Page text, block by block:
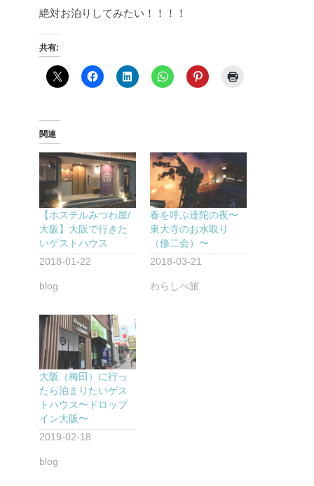
絶対お泊りしてみたい！！！！
共有:
関連
【ホステルみつわ屋/
大阪】大阪で行きた
いゲストハウス
2018-01-22
blog
春を呼ぶ達陀の夜〜
東大寺のお水取り
（修二会）〜
2018-03-21
わらしべ旅
大阪（梅田）に行っ
たら泊まりたいゲス
トハウス〜ドロップ
イン大阪〜
2019-02-18
blog